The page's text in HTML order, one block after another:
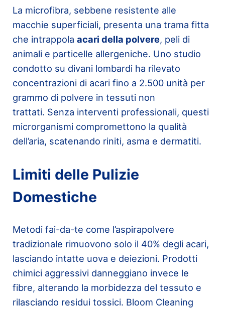
La microfibra, sebbene resistente alle
macchie superficiali, presenta una trama fitta
che intrappola acari della polvere, peli di
animali e particelle allergeniche. Uno studio
condotto su divani lombardi ha rilevato
concentrazioni di acari fino a 2.500 unità per
grammo di polvere in tessuti non
trattati. Senza interventi professionali, questi
microrganismi compromettono la qualità
dell’aria, scatenando riniti, asma e dermatiti.
Limiti delle Pulizie
Domestiche
Metodi fai-da-te come l’aspirapolvere
tradizionale rimuovono solo il 40% degli acari,
lasciando intatte uova e deiezioni. Prodotti
chimici aggressivi danneggiano invece le
fibre, alterando la morbidezza del tessuto e
rilasciando residui tossici. Bloom Cleaning